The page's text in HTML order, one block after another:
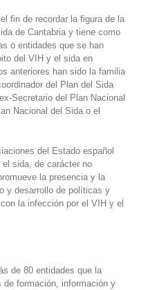
fin de recordar la figura de la
de Cantabria y tiene como
o entidades que se han
del VIH y el sida en
anteriores han sido la familia
del Plan del Sida
Secretario del Plan Nacional
Nacional del Sida o el
del Estado español
sida, de carácter no
la presencia y la
y desarrollo de políticas y
la infección por el VIH y el
de 80 entidades que la
de formación, información y